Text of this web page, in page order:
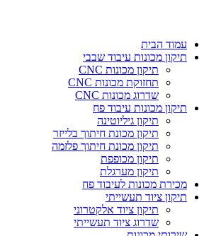
עמוד הבית
תיקון מכונות עיבוד שבבי
תיקון מכונות CNC
תחזוקת מכונות CNC
שדרוג מכונות CNC
תיקון מכונות עיבוד פח
תיקון גיליוטינה
תיקון מכונת חיתוך בלייזר
תיקון מכונת חיתוך פלזמה
תיקון מכופפת
תיקון מערגלת
מכירת מכונות לעיבוד פח
תיקון ציוד תעשייתי
תיקון ציוד אלקטרוני
שדרוג ציוד תעשייתי